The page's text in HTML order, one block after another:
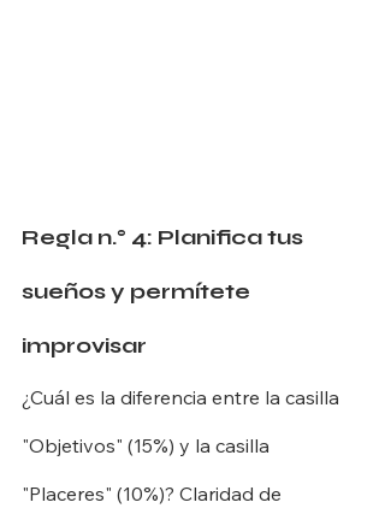
Regla n.° 4: Planifica tus
sueños y permítete
improvisar
¿Cuál es la diferencia entre la casilla
"Objetivos" (15%) y la casilla
"Placeres" (10%)? Claridad de